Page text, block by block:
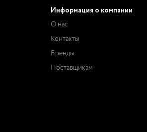
Информация о компании
О нас
Контакты
Бренды
Поставщикам